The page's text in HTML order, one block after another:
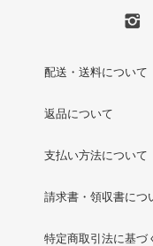
配送・送料について
返品について
支払い方法について
請求書・領収書につ
特定商取引法に基づ